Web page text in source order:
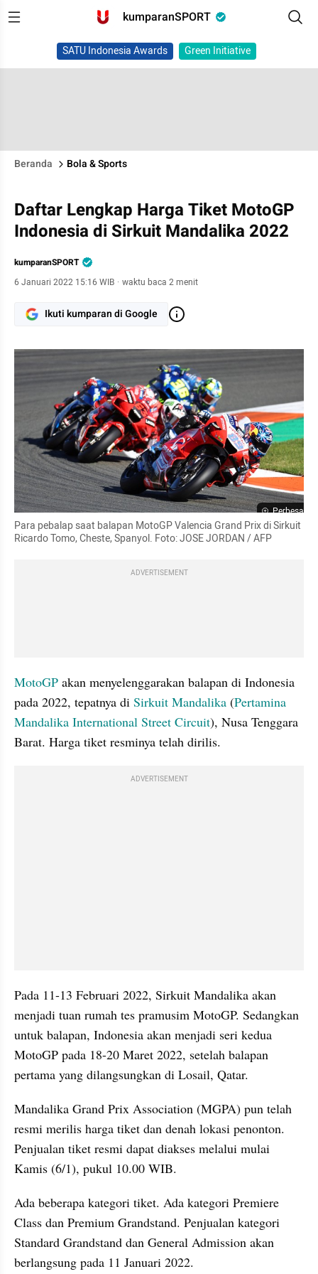
kumparanSPORT
SATU Indonesia Awards Green Initiative
Beranda Bola & Sports
Daftar Lengkap Harga Tiket MotoGP
Indonesia di Sirkuit Mandalika 2022
kumparanSPORT
6 Januari 2022 15:16 WIB · waktu baca 2 menit
Ikuti kumparan di Google
Perbesar
Para pebalap saat balapan MotoGP Valencia Grand Prix di Sirkuit
Ricardo Tomo, Cheste, Spanyol. Foto: JOSE JORDAN / AFP
ADVERTISEMENT
MotoGP akan menyelenggarakan balapan di Indonesia
pada 2022, tepatnya di Sirkuit Mandalika (Pertamina
Mandalika International Street Circuit), Nusa Tenggara
Barat. Harga tiket resminya telah dirilis.
ADVERTISEMENT
Pada 11-13 Februari 2022, Sirkuit Mandalika akan
menjadi tuan rumah tes pramusim MotoGP. Sedangkan
untuk balapan, Indonesia akan menjadi seri kedua
MotoGP pada 18-20 Maret 2022, setelah balapan
pertama yang dilangsungkan di Losail, Qatar.
Mandalika Grand Prix Association (MGPA) pun telah
resmi merilis harga tiket dan denah lokasi penonton.
Penjualan tiket resmi dapat diakses melalui mulai
Kamis (6/1), pukul 10.00 WIB.
Ada beberapa kategori tiket. Ada kategori Premiere
Class dan Premium Grandstand. Penjualan kategori
Standard Grandstand dan General Admission akan
berlangsung pada 11 Januari 2022.